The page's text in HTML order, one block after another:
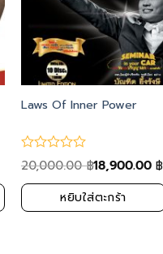
Laws Of Inner Power
20,000.00฿18,900.00฿
หยิบใส่ตะกร้า